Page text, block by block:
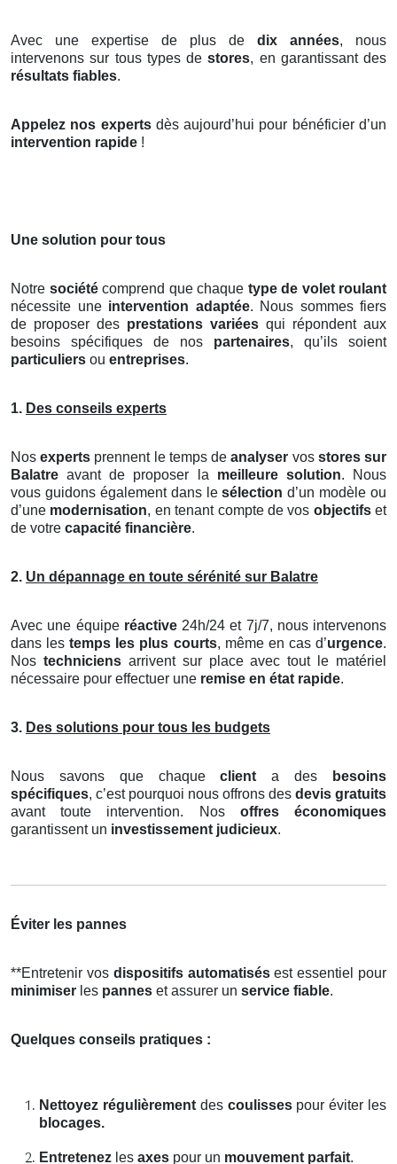
Avec une expertise de plus de dix années, nous
intervenons sur tous types destores, en garantissant des
résultats fiables.
Appelez nos expertsdès aujourd’hui pour bénéficier d’un
intervention rapide !
Une solution pour tous
Notre sociétécomprend que chaque type de volet roulant
nécessite une intervention adaptée. Nous sommes fiers
de proposer des prestations variées qui répondent aux
besoins spécifiques de nos partenaires, qu’ils soient
particuliers ou entreprises.
1. Des conseils experts
Nosexperts prennent le temps deanalyser vos stores sur
Balatreavant de proposer la meilleure solution. Nous
vous guidons également dans lesélection d’un modèle ou
d’une modernisation, en tenant compte de vos objectifset
de votre capacité financière.
2. Un dépannage en toute sérénité sur Balatre
Avec une équipe réactive24h/24 et 7j/7, nous intervenons
dans lestemps les plus courts, même en cas d’urgence.
Nos techniciensarrivent sur place avec tout le matériel
nécessaire pour effectuer une remise en état rapide.
3. Des solutions pour tous les budgets
Nous savons que chaqueclient a des
besoins
spécifiques, c’est pourquoi nous offrons des devis gratuits
avant toute intervention. Nos offres économiques
garantissent un investissement judicieux.
Éviter les pannes
**Entretenir vos dispositifs automatisésest essentiel pour
minimiser les pannes et assurer un service fiable.
Quelques conseils pratiques :
Nettoyez régulièrementdes coulissespour éviter les
blocages.
Entretenez les axes pour un mouvement parfait.